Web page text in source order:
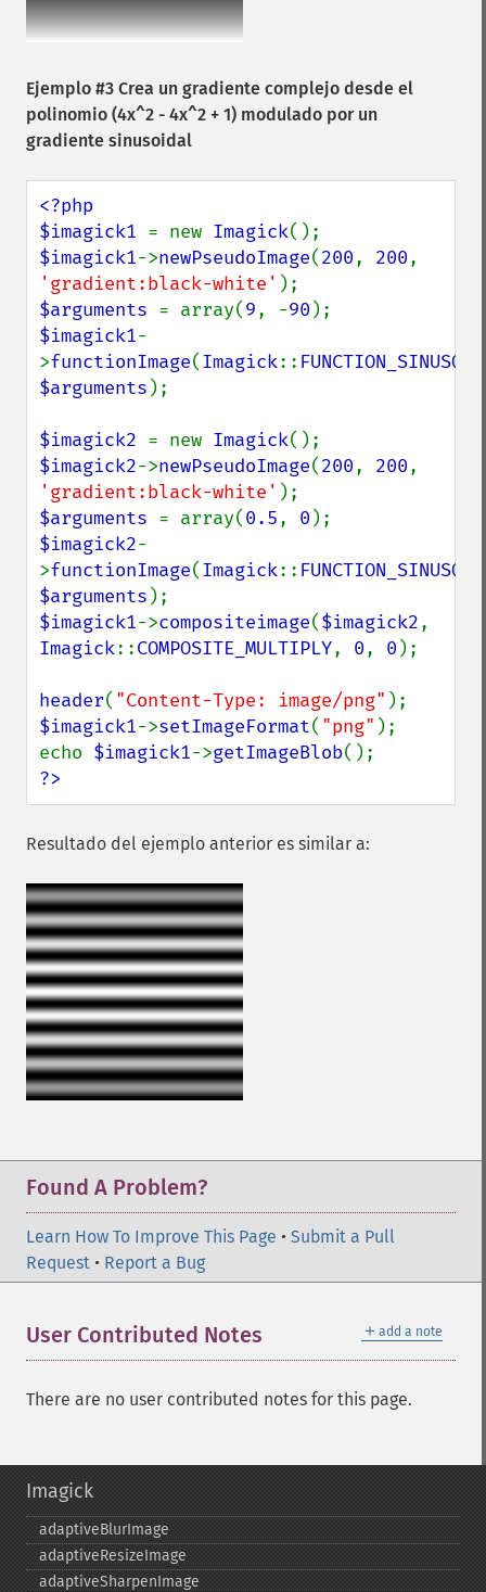
Ejemplo #3 Crea un gradiente complejo desde el
polinomio (4x^2 - 4x^2 + 1) modulado por un
gradiente sinusoidal
<?php
$imagick1 = new Imagick
$imagick1->newPseudoImage(200, 200
'gradient:black-white'
$arguments = array(9, -90
$imagick1-
>functionImage(Imagick:: FUNCTION_SINUSOID
$arguments );
$imagick2 = new Imagick
$imagick2->newPseudoImage(200, 200
'gradient:black-white'
$arguments = array(0.5, 0
$imagick2-
>functionImage(Imagick:: FUNCTION_SINUSOID
$arguments
$imagick1->compositeimage($imagick2
Imagick::COMPOSITE_MULTIPLY, 0, 0 );
header( "Content-Type: image/png"
$imagick1->setImageFormat( "png" );
echo $imagick1->getImageBlob
?>
Resultado del ejemplo anterior es similar a:
Found A Problem?
Learn How To Improve This Page • Submit a Pull
Request • Report a Bug
＋ add a note
User Contributed Notes
There are no user contributed notes for this page.
Imagick
adaptiveBlurImage
adaptiveResizeImage
adaptiveSharpenImage